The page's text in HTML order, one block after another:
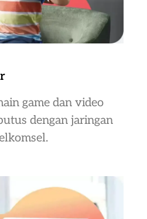
game dan video
dengan jaringan